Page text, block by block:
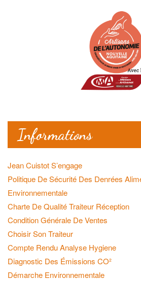
Informations
Jean Cuistot S’engage
Politique De Sécurité Des Denrées
Environnementale
Charte De Qualité Traiteur Réception
Condition Générale De Ventes
Choisir Son Traiteur
Compte Rendu Analyse Hygiene
Diagnostic Des Émissions CO²
Démarche Environnementale